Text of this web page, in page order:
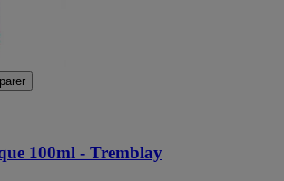
100ml - Tremblay